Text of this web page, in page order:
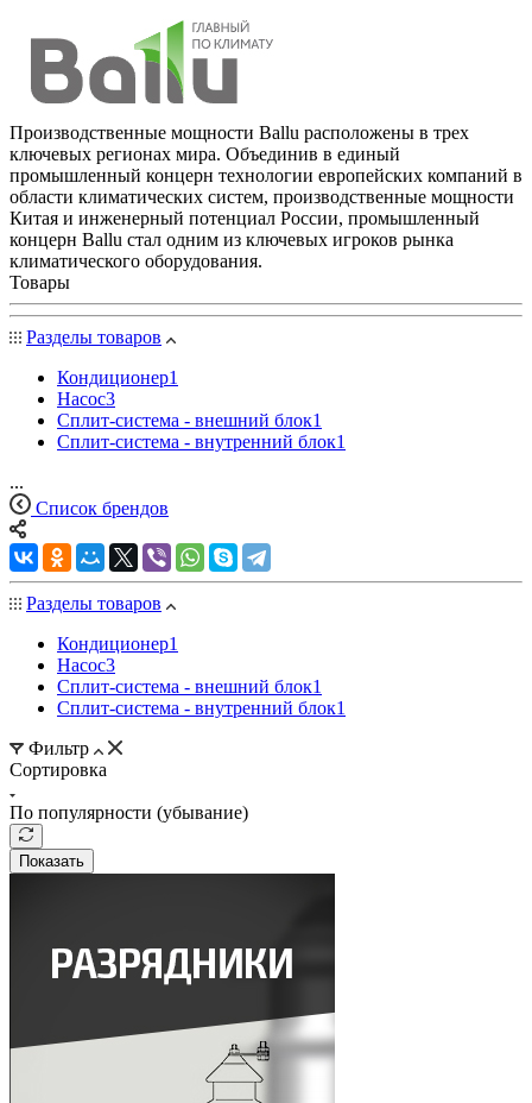
Производственные мощности Ballu расположены в трех
ключевых регионах мира. Объединив в единый
промышленный концерн технологии европейских компаний в
области климатических систем, производственные мощности
Китая и инженерный потенциал России, промышленный
концерн Ballu стал одним из ключевых игроков рынка
климатического оборудования.
Товары
Разделы товаров
Кондиционер1
Насос3
Сплит-система - внешний блок1
Сплит-система - внутренний блок1
...
Список брендов
Разделы товаров
Кондиционер1
Насос3
Сплит-система - внешний блок1
Сплит-система - внутренний блок1
Фильтр
Сортировка
По популярности (убывание)
Показать